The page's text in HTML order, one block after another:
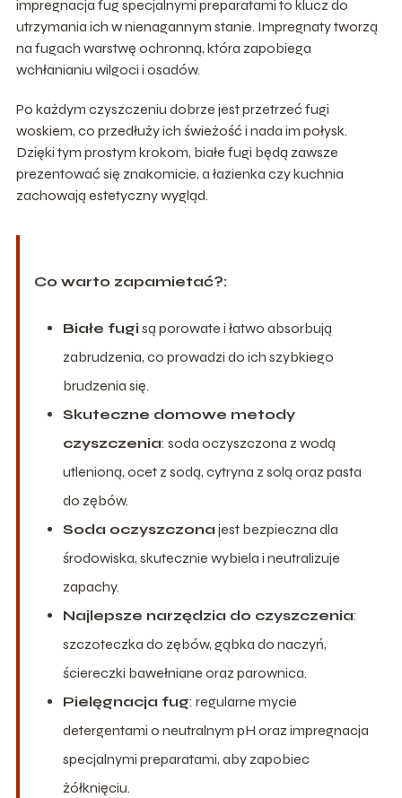
impregnacja fug specjalnymi preparatami to klucz do
utrzymania ich w nienagannym stanie. Impregnaty tworzą
na fugach warstwę ochronną, która zapobiega
wchłanianiu wilgoci i osadów.
Po każdym czyszczeniu dobrze jest przetrzeć fugi
woskiem, co przedłuży ich świeżość i nada im połysk.
Dzięki tym prostym krokom, białe fugi będą zawsze
prezentować się znakomicie, a łazienka czy kuchnia
zachowają estetyczny wygląd.
Co warto zapamietać?:
Białe fugi są porowate i łatwo absorbują
zabrudzenia, co prowadzi do ich szybkiego
brudzenia się.
Skuteczne domowe metody
czyszczenia: soda oczyszczona z wodą
utlenioną, ocet z sodą, cytryna z solą oraz pasta
do zębów.
Soda oczyszczona jest bezpieczna dla
środowiska, skutecznie wybiela i neutralizuje
zapachy.
Najlepsze narzędzia do czyszczenia:
szczoteczka do zębów, gąbka do naczyń,
ściereczki bawełniane oraz parownica.
Pielęgnacja fug: regularne mycie
detergentami o neutralnym pH oraz impregnacja
specjalnymi preparatami, aby zapobiec
żółknięciu.